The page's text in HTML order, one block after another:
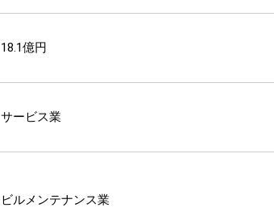
18.1億円
サービス業
ビルメンテナンス業